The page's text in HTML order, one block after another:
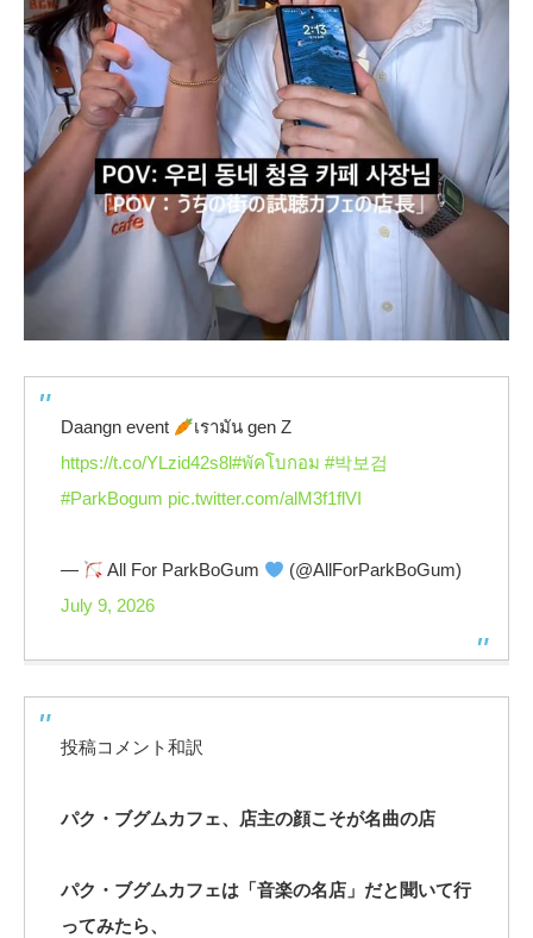
Daangn event
เรามัน gen Z
https://t.co/YLzid42s8l#พัคโบกอม #박보검
#ParkBogum pic.twitter.com/alM3f1flVI
— All For ParkBoGum
(@AllForParkBoGum)
July 9, 2026
投稿コメント和訳
パク・ブグムカフェ、店主の顔こそが名曲の店
パク・ブグムカフェは「音楽の名店」だと聞いて行
ってみたら、